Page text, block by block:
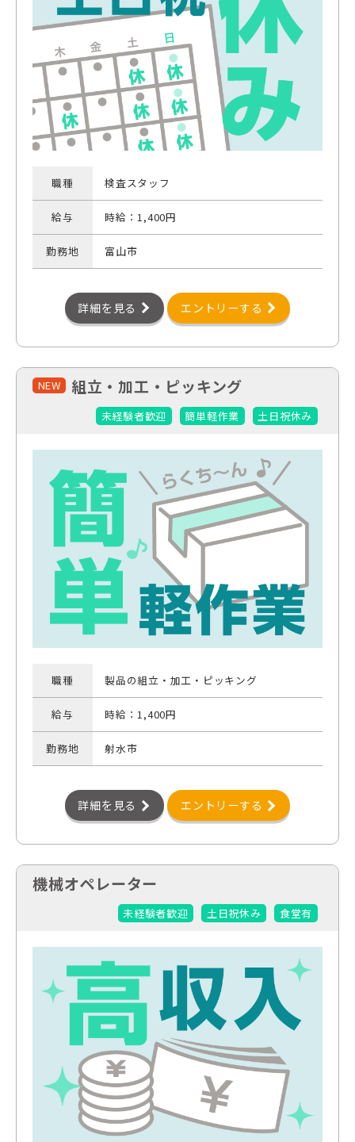
職種 検査スタッフ
給与 時給：1,400円
勤務地 富山市
詳細を見る エントリーする
NEW 組立・加工・ピッキング
未経験者歓迎 簡単軽作業 土日祝休み
職種 製品の組立・加工・ピッキング
給与 時給：1,400円
勤務地 射水市
詳細を見る エントリーする
機械オペレーター
未経験者歓迎 土日祝休み 食堂有